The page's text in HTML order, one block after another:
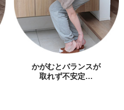
かがむとバランスが
取れず不安定…